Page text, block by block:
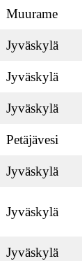
Muurame
Jyväskylä
Jyväskylä
Jyväskylä
Petäjävesi
Jyväskylä
Jyväskylä
Jyväskylä